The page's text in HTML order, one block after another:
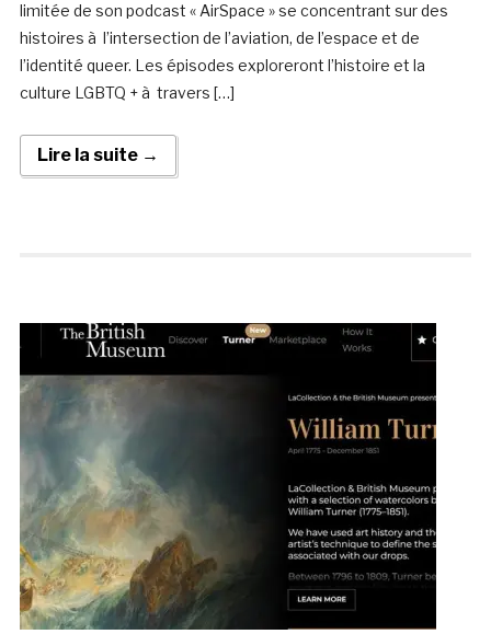
limitée de son podcast « AirSpace » se concentrant sur des
histoires à l’intersection de l’aviation, de l’espace et de
l’identité queer. Les épisodes exploreront l’histoire et la
culture LGBTQ + à travers […]
Lire la suite →